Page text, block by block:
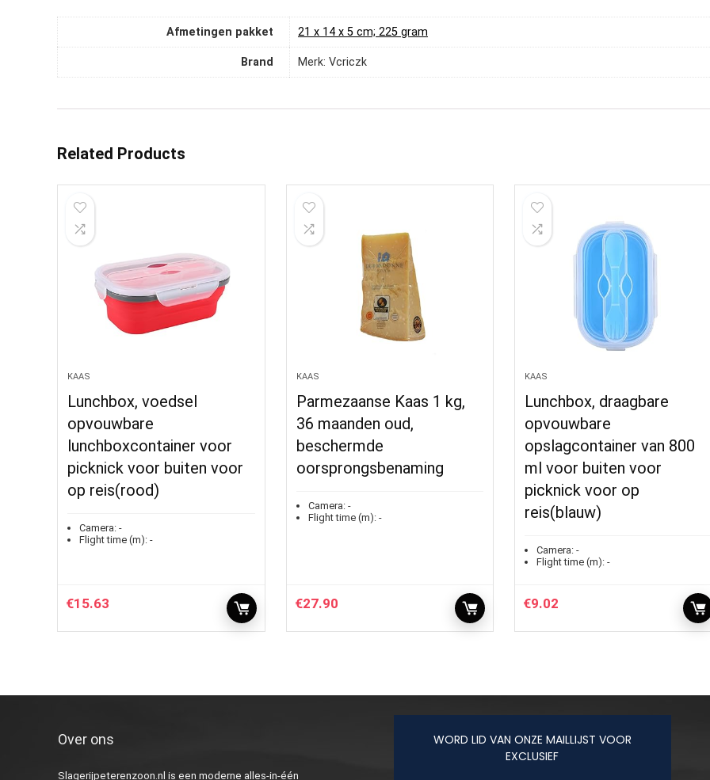
Afmetingen pakket ‎21 x 14 x 5 cm; 225 gram
Brand Merk: Vcriczk
Related Products
KAAS
Lunchbox, voedsel
opvouwbare
lunchboxcontainer voor
picknick voor buiten voor
op reis(rood)
Camera: -
Flight time (m): -
€15.63
KAAS
Parmezaanse Kaas 1 kg,
36 maanden oud,
beschermde
oorsprongsbenaming
Camera:-
Flight time (m):-
€27.90
KAAS
Lunchbox, draagbare
opvouwbare
opslagcontainer van 800
ml voor buiten voor
picknick voor op
reis(blauw)
Camera: -
Flight time (m): -
€9.02
Over ons
Slagerijpeterenzoon.nl is een moderne alles-in-één
WORD LID VAN ONZE MAILLIJST VOOR
EXCLUSIEF